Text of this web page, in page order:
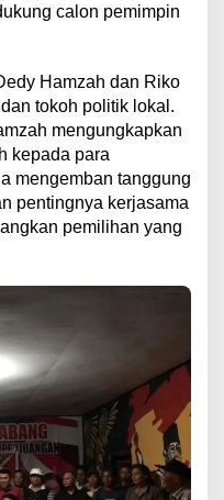
calon pemimpin
Hamzah dan Riko
tokoh politik lokal.
mengungkapkan
kepada para
mengemban tanggung
pentingnya kerjasama
pemilihan yang